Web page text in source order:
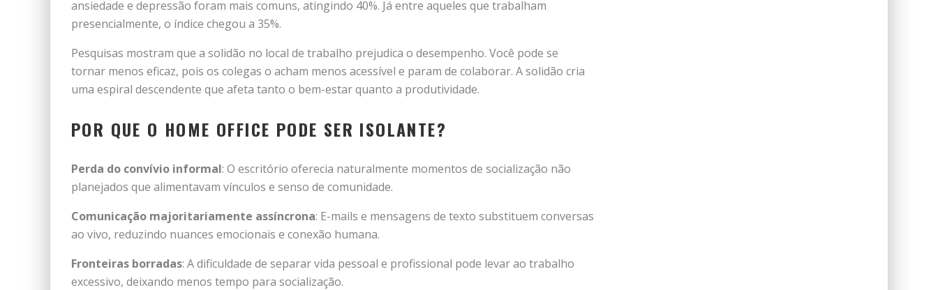
ansiedade e depressão foram mais comuns, atingindo 40%. Já entre aqueles que trabalham
presencialmente, o índice chegou a 35%.
Pesquisas mostram que a solidão no local de trabalho prejudica o desempenho. Você pode se
tornar menos eficaz, pois os colegas o acham menos acessível e param de colaborar. A solidão cria
uma espiral descendente que afeta tanto o bem-estar quanto a produtividade.
POR QUE O HOME OFFICE PODE SER ISOLANTE?
Perda do convívio informal: O escritório oferecia naturalmente momentos de socialização não
planejados que alimentavam vínculos e senso de comunidade.
Comunicação majoritariamente assíncrona: E-mails e mensagens de texto substituem conversas
ao vivo, reduzindo nuances emocionais e conexão humana.
Fronteiras borradas: A dificuldade de separar vida pessoal e profissional pode levar ao trabalho
excessivo, deixando menos tempo para socialização.